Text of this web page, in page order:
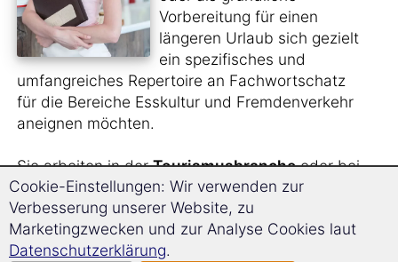
Vorbereitung für einen
längeren Urlaub sich gezielt
ein spezifisches und
umfangreiches Repertoire an Fachwortschatz
für die Bereiche Esskultur und Fremdenverkehr
aneignen möchten.
Sie arbeiten in derTourismusbrancheoder bei
einemReiseveranstalterund benötigen für
diese Arbeit den entsprechenden Wortschatz
auf Niederländisch?
Cookie-Einstellungen: Wir verwenden zur
Verbesserung unserer Website, zu
Marketingzwecken und zur Analyse Cookies laut
Datenschutzerklärung.